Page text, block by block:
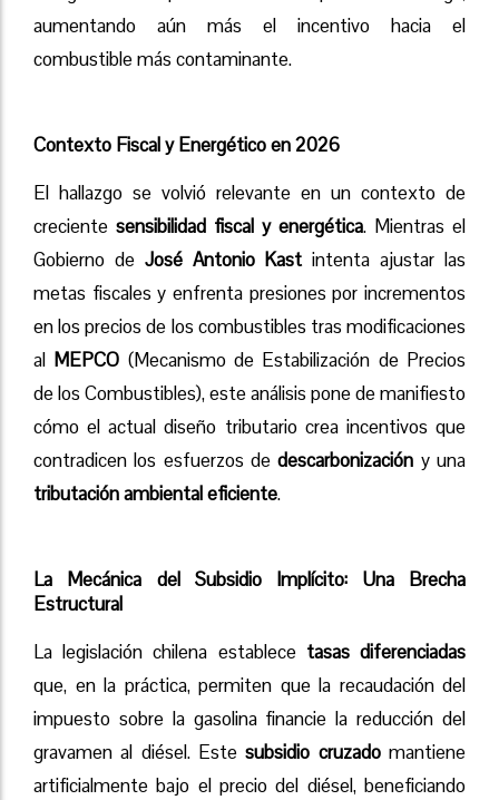
aumentando aún más el incentivo hacia el
combustible más contaminante.
Contexto Fiscal y Energético en 2026
El hallazgo se volvió relevante en un contexto de
creciente sensibilidad fiscal y energética. Mientras el
Gobierno de José Antonio Kastintenta ajustar las
metas fiscales y enfrenta presiones por incrementos
en los precios de los combustibles tras modificaciones
al MEPCO (Mecanismo de Estabilización de Precios
de los Combustibles), este análisis pone de manifiesto
cómo el actual diseño tributario crea incentivos que
contradicen los esfuerzos dedescarbonización y una
tributación ambiental eficiente.
La Mecánica del Subsidio Implícito: Una Brecha
Estructural
La legislación chilena establece tasas diferenciadas
que, en la práctica, permiten que la recaudación del
impuesto sobre la gasolina financie la reducción del
gravamen al diésel. Estesubsidio cruzadomantiene
artificialmente bajo el precio del diésel, beneficiando